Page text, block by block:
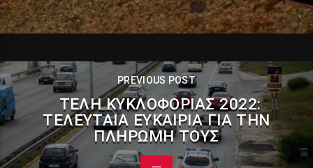
PREVIOUS POST
ΤΈΛΗ ΚΥΚΛΟΦΟΡΊΑΣ 2022:
ΤΕΛΕΥΤΑΊΑ ΕΥΚΑΙΡΊΑ ΓΙΑ ΤΗΝ
ΠΛΗΡΩΜΉ ΤΟΥΣ